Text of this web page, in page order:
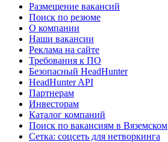
Размещение вакансий
Поиск по резюме
О компании
Наши вакансии
Реклама на сайте
Требования к ПО
Безопасный HeadHunter
HeadHunter API
Партнерам
Инвесторам
Каталог компаний
Поиск по вакансиям в Вяземском
Сетка: соцсеть для нетворкинга